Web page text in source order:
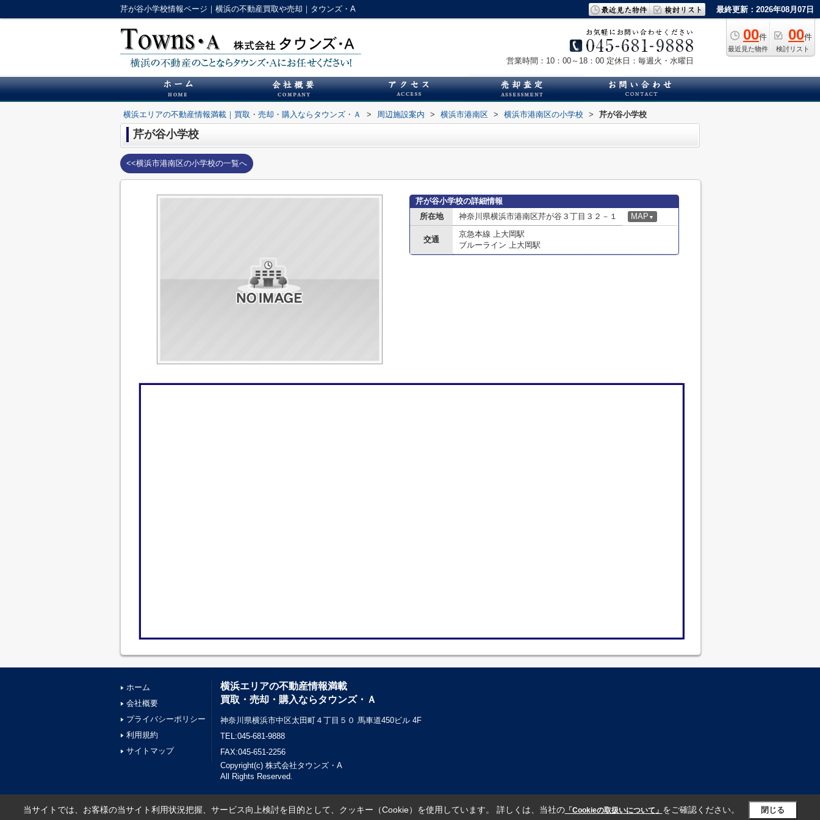
芹が谷小学校情報ページ｜横浜の不動産買取や売却｜タウンズ・A 最終更新：2026年08月07日
00件
最近見た物件
00件
検討リスト
営業時間：10：00～18：00 定休日：毎週火・水曜日
横浜エリアの不動産情報満載｜買取・売却・購入ならタウンズ・Ａ > 周辺施設案内 > 横浜市港南区 > 横浜市港南区の小学校 > 芹が谷小学校
芹が谷小学校
<<横浜市港南区の小学校の一覧へ
芹が谷小学校の詳細情報
所在地
神奈川県横浜市港南区芹が谷３丁目３２－１ MAP ▼
交通
京急本線 上大岡駅
ブルーライン 上大岡駅
ホーム
会社概要
プライバシーポリシー
利用規約
サイトマップ
横浜エリアの不動産情報満載
買取・売却・購入ならタウンズ・Ａ
神奈川県横浜市中区太田町４丁目５０ 馬車道450ビル 4F
TEL:045-681-9888
FAX:045-651-2256
Copyright(c) 株式会社タウンズ・A
All Rights Reserved.
当サイトでは、お客様の当サイト利用状況把握、サービス向上検討を目的として、クッキー（Cookie）を使用しています。 詳しくは、当社の「Cookieの取扱いについて」 をご確認ください。 閉じる